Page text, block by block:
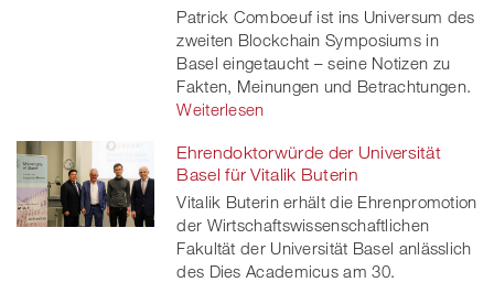
Patrick Comboeuf ist ins Universum des
zweiten Blockchain Symposiums in
Basel eingetaucht – seine Notizen zu
Fakten, Meinungen und Betrachtungen.
Weiterlesen
Ehrendoktorwürde der Universität
Basel für Vitalik Buterin
Vitalik Buterin erhält die Ehrenpromotion
der Wirtschaftswissenschaftlichen
Fakultät der Universität Basel anlässlich
des Dies Academicus am 30.